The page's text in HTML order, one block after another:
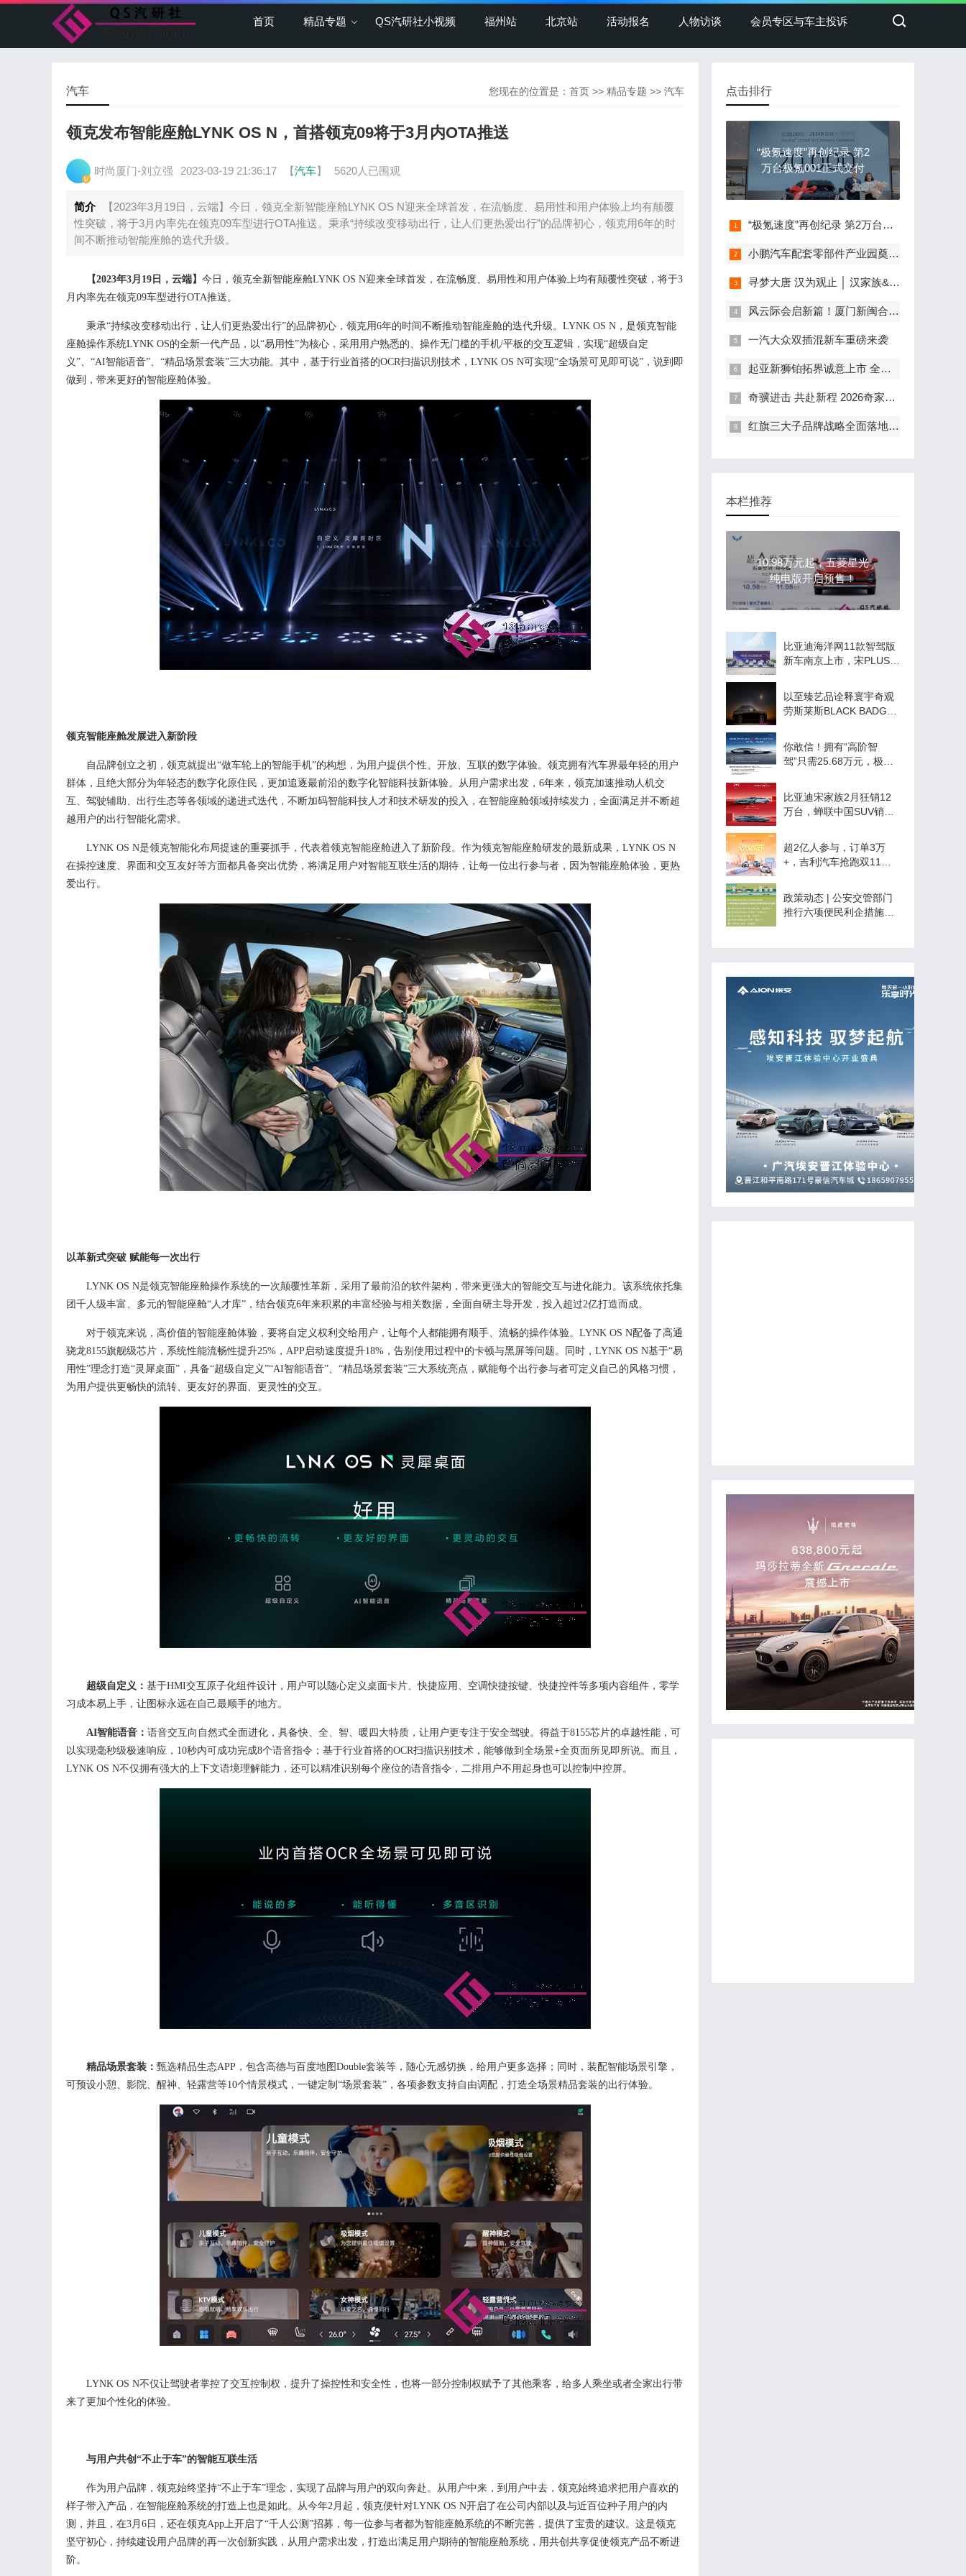
首页 精品专题 QS汽研社小视频 福州站 北京站 活动报名 人物访谈 会员专区与车主投诉
您现在的位置是： 首页 >> 精品专题 >> 汽车
汽车
领克发布智能座舱LYNK OS N，首搭领克09将于3月内OTA推送
时尚厦门-刘立强 2023-03-19 21:36:17 【汽车】 5620人已围观
简介
【2023年3月19日，云端】今日，领克全新智能座舱LYNK OS N迎来全球首发，在流畅度、易用性和用户体验上均有颠覆
性突破，将于3月内率先在领克09车型进行OTA推送。秉承“持续改变移动出行，让人们更热爱出行”的品牌初心，领克用6年的时
间不断推动智能座舱的迭代升级。
【2023年3月 19 日，云端】 今日，领克全新智能座舱LYNK OS N迎来全球首发，在流畅度、易用性和用户体验上均有颠覆性突破，将于3
月 内率先在领克09车型进行OTA推送。
秉承“持续改变移动出行，让人们更热爱出行”的品牌初心，领克用6年的时间不断推动智能座舱的迭代升级。LYNK OS N，是领克智能
座舱操作系统LYNK OS的全新一代产品， 以“易用性”为核心，采用 用户熟悉的、操作无门槛的手机/平板的交互逻辑， 实现“超级自定
义”、“AI智能语音”、“精品场景套装”三大功能。 其中，基于行业首搭的OCR扫描识别技术，LYNK OS N可实现“全场景可见即可说”，说到即
做到， 带来更好的智能座舱体验。
领克智能座舱发展进入新阶段
自品牌创立之初，领克就提出“做车轮上的智能手机”的构想， 为用户提供个性、开放、互联的数字体验。领克拥有汽车界最年轻的用户
群体，且绝大部分为年轻态的数字化原住民，更加追逐最前沿的数字化智能科技新体验。从用户需求出发， 6年来，领克加速推动人机交
互、驾驶辅助、出行生态等各领域的递进式迭代，不断加码智能科技人才和技术研发的投入，在智能座舱领域持续发力，全面满足并不断超
越用户的出行智能化需求。
LYNK OS N是领克智能化布局提速的重要抓手，代表着领克智能座舱进入了新阶段。作为领克智能座舱研发的最新成果，LYNK OS N
在操控速度、界面和交互友好等方面都具备突出优势，将满足用户对智能互联生活的期待，让每一位出行参与者，因为智能座舱体验，更热
爱出行。
以革新式突破 赋能每一次出行
LYNK OS N是领克智能座舱操作系统的一次颠覆性革新，采用了最前沿的软件架构，带来更强大的智能交互与进化能力。该系统依托集
团千人级丰富、多元的智能座舱“人才库”，结合领克6年来积累的丰富经验与相关数据，全面自研主导开发，投入超过2亿打造而成。
对于领克来说，高价值的智能座舱体验，要将自定义权利交给用户，让每个人都能拥有顺手、流畅的操作体验。 LYNK OS N配备了高通
骁龙8155旗舰级芯片，系统性能流畅性提升25%，APP启动速度提升18%，告别使用过程中的卡顿与黑屏等问题。同时，LYNK OS N基于“易
用性”理念打造“灵犀桌面”，具备“超级自定义”“AI智能语音”、“精品场景套装”三大系统亮点， 赋能每个出行参与者可定义自己的风格习惯 ，
为用户提供更畅快的流转、更友好的界面、更灵性的交互。
超级自定义： 基于HMI交互原子化组件设计，用户可以随心定义桌面卡片、快捷应用、空调快捷按键、快捷控件等多项内容组件，零学
习成本易上手，让图标永远在自己最顺手的地方。
AI智能语音： 语音交互向自然式全面进化，具备快、全、智、暖四大特质，让用户更专注于安全驾驶。得益于8155芯片的卓越性能，可
以实现毫秒级极速响应， 10秒内可成功完成8个语音指令；基于行业首搭的OCR扫描识别技术，能够做到全场景+全页面所见即所说。而且，
LYNK OS N不仅拥有强大的上下文语境理解能力，还可以精准识别每个座位的语音指令，二排用户不用起身也可以控制中控屏。
精品场景套装： 甄选精品生态APP，包含高德与百度地图 Double套装等 ，随心无感切换 ，给用户更多选择；同时，装配智能场景引擎，
可预设小憩、影院、醒神、轻露营等10个情景模式，一键定制“场景套装”，各项参数支持自由调配，打造全场景精品套装的出行体验。
LYNK OS N不仅让驾驶者掌控了交互控制权，提升了操控性和安全性，也将一部分控制权赋予了其他乘客，给多人乘坐或者全家出行带
来了更加个性化的体验。
与用户共创“不止于车”的智能互联生活
作为用户品牌，领克始终坚持“不止于车”理念，实现了品牌与用户的双向奔赴。从用户中来，到用户中去，领克始终追求把用户喜欢的
样子带入产品，在智能座舱系统的打造上也是如此。从今年2月起，领克便针对LYNK OS N开启了在公司内部以及与近百位种子用户的内
测，并且，在3月 6日，还在领克App上开启了“千人公测”招募，每一位参与者都为智能座舱系统的不断完善，提供了宝贵的建议。这是领克
坚守初心，持续建设用户品牌的再一次创新实践，从用户需求出发，打造出满足用户期待的智能座舱系统，用共创共享促使领克产品不断进
阶。
点击排行
“极氪速度”再创纪录 第2
万台极氪001正式交付
“极氪速度”再创纪录 第2万台极氪001正式交付
小鹏汽车配套零部件产业园奠基，打造世界级新能源智能汽车集群
寻梦大唐 汉为观止 │ 汉家族&2022款唐EV新车上市发布会，敬请期待！
风云际会启新篇！厦门新闽合奇瑞风云体验中心盛大开业
一汽大众双插混新车重磅来袭
起亚新狮铂拓界诚意上市 全国统一“焕新一口价”10.99万元起
奇骥进击 共赴新程 2026奇家宴在福州盛大举行
红旗三大子品牌战略全面落地 豪华出行生态进阶新篇章
本栏推荐
10.98万元起，五菱星光
纯电版开启预售！
比亚迪海洋网11款智驾版
新车南京上市，宋PLUS智
实测
以至臻艺品诠释寰宇奇观
劳斯莱斯BLACK BADGE
藏版桀骜出世
你敢信！拥有“高阶智
驾”只需25.68万元，极狐
上市
比亚迪宋家族2月狂销12
万台，蝉联中国SUV销
超2亿人参与，订单3万
+，吉利汽车抢跑双11，
政策动态 | 公安交管部门
推行六项便民利企措施服